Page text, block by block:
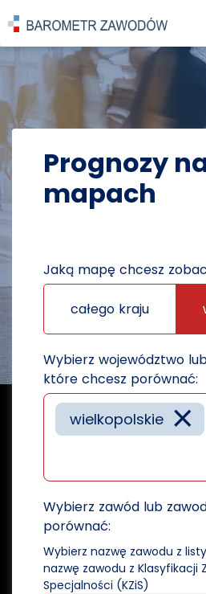
POWRÓT DO STRONY GŁÓWNEJ
PROGNOZY PROGNOZY
Prognozy
mapach
Jaką mapę chcesz
całego kraju
Wybierz województwo
które chcesz porównać:
×
wielkopolskie
Wybierz zawód lub
porównać:
Wybierz nazwę zawodu z
nazwę zawodu z Klasyfikacji
Specjalności (KZiS)